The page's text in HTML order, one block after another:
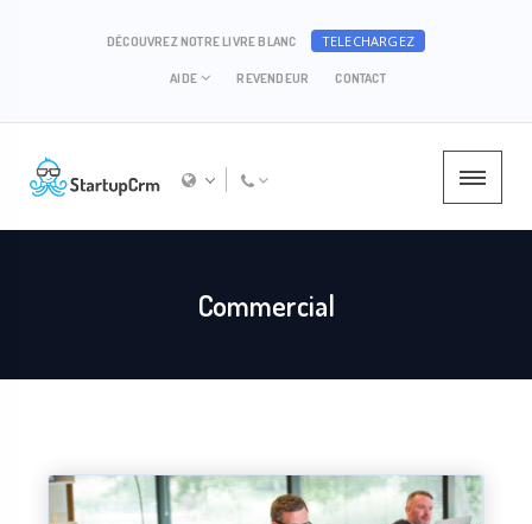
DÉCOUVREZ NOTRE LIVRE BLANC TELECHARGEZ
AIDE REVENDEUR CONTACT
Commercial